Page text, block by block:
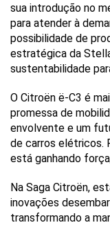
sua introdução no
para atender à
possibilidade de
estratégica da
sustentabilidade
O Citroën ë-C3 é
promessa de
envolvente e um
de carros elétricos.
está ganhando
Na Saga Citroën,
inovações
transformando a